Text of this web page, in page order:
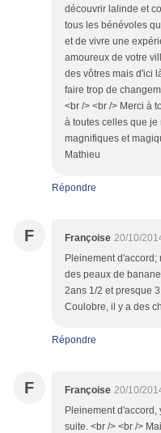
découvrir lalinde et
tous les bénévoles
et de vivre une
amoureux de votre
des vôtres mais d'ici
faire trop de
<br /> <br /> Merci à
à toutes celles que
magnifiques et
Mathieu
Répondre
F Françoise 20/10/
Pleinement
des peaux de
2ans 1/2 et presque
Coulobre, il y a des
Répondre
F Françoise 20/10/
Pleinement
suite. <br /> <br />